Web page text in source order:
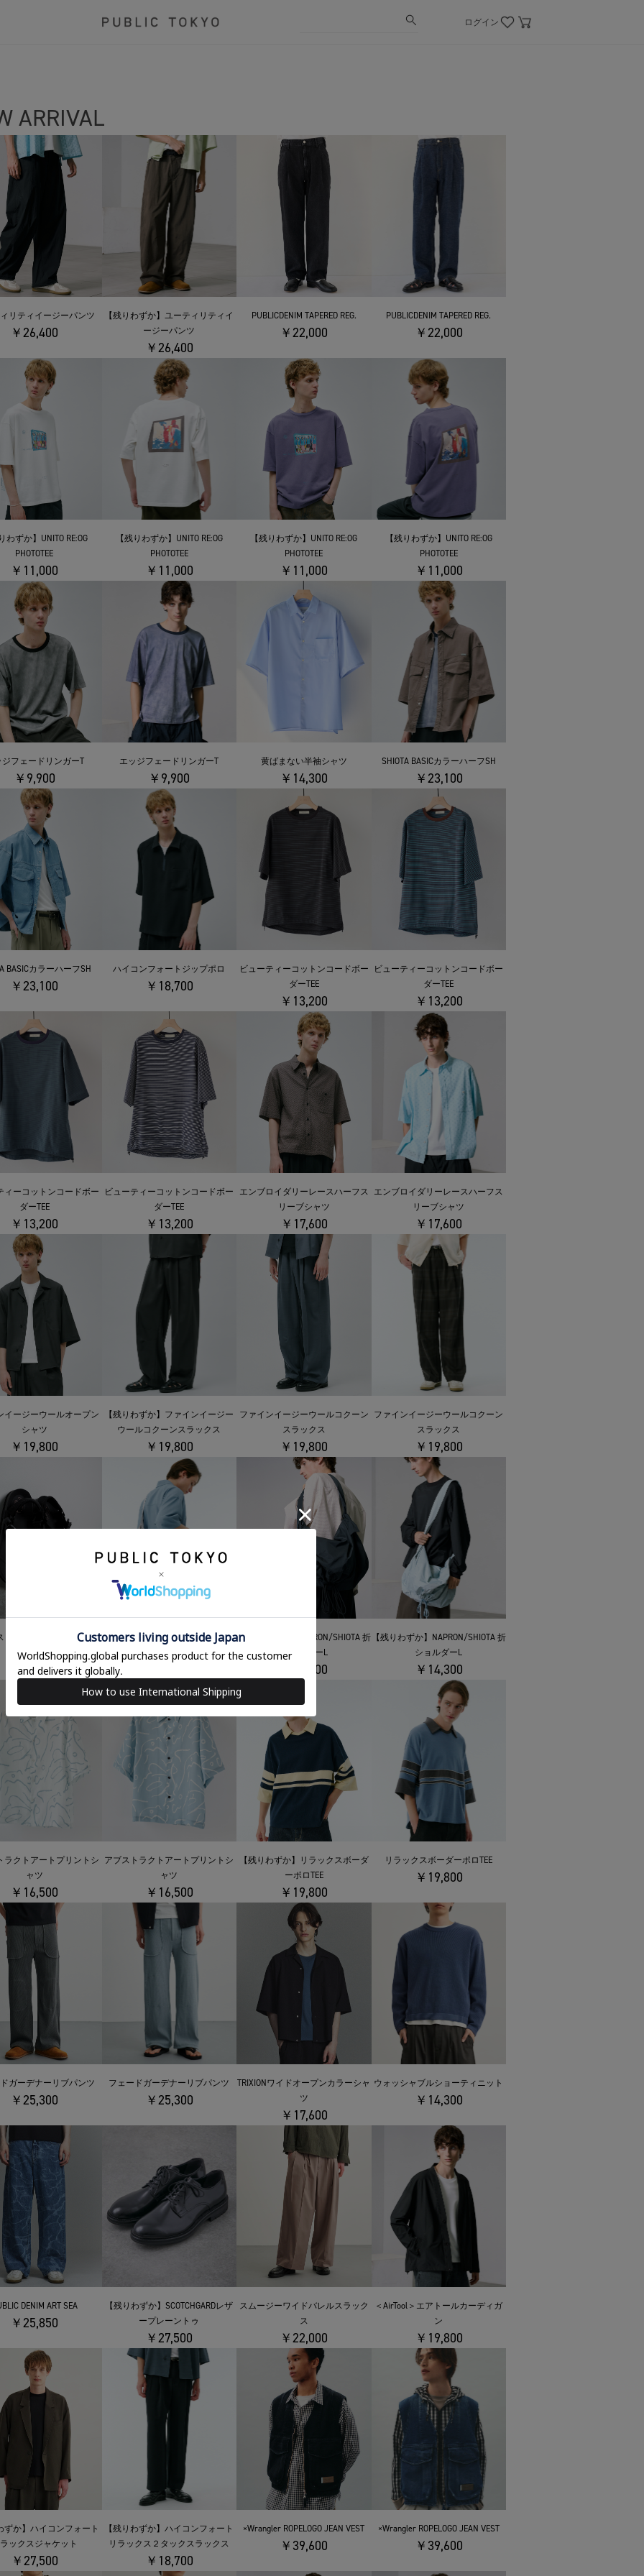
ログイン
ARRIVAL
リティイージーパンツ
￥26,400
【残りわずか】ユーティリティイ
ージーパンツ
￥26,400
PUBLICDENIM TAPERED REG.
￥22,000
PUBLICDENIM TAPERED REG.
￥22,000
わずか】UNITO RE:OG
PHOTOTEE
￥11,000
【残りわずか】UNITO RE:OG
PHOTOTEE
￥11,000
【残りわずか】UNITO RE:OG
PHOTOTEE
￥11,000
【残りわずか】UNITO RE:OG
PHOTOTEE
￥11,000
フェードリンガーT
￥9,900
エッジフェードリンガーT
￥9,900
黄ばまない半袖シャツ
￥14,300
SHIOTA BASICカラーハーフSH
￥23,100
BASICカラーハーフSH
￥23,100
ハイコンフォートジップポロ
￥18,700
ビューティーコットンコードボー
ダーTEE
￥13,200
ビューティーコットンコードボー
ダーTEE
￥13,200
ィーコットンコードボー
ダーTEE
￥13,200
ビューティーコットンコードボー
ダーTEE
￥13,200
エンブロイダリーレースハーフス
リーブシャツ
￥17,600
エンブロイダリーレースハーフス
リーブシャツ
￥17,600
イージーウールオープン
シャツ
￥19,800
【残りわずか】ファインイージー
ウールコクーンスラックス
￥19,800
ファインイージーウールコクーン
スラックス
￥19,800
ファインイージーウールコクーン
スラックス
￥19,800
トラップコルクベッドサ
ンダル
￥16,500
NAPRON/SHIOTA 折ショルダーL
￥14,300
【残りわずか】NAPRON/SHIOTA 折
ショルダーL
￥14,300
【残りわずか】NAPRON/SHIOTA 折
ショルダーL
￥14,300
ラクトアートプリントシ
ャツ
￥16,500
アブストラクトアートプリントシ
ャツ
￥16,500
【残りわずか】リラックスボーダ
ーポロTEE
￥19,800
リラックスボーダーポロTEE
￥19,800
ガーデナーリブパンツ
￥25,300
フェードガーデナーリブパンツ
￥25,300
TRIXIONワイドオープンカラーシャ
ツ
￥17,600
ウォッシャブルショーティニット
￥14,300
DENIM ART SEA
￥25,850
【残りわずか】SCOTCHGARDレザ
ープレーントゥ
￥27,500
スムージーワイドバレルスラック
ス
￥22,000
＜AirTool＞エアトールカーディガ
ン
￥19,800
ずか】ハイコンフォート
ックスジャケット
￥27,500
【残りわずか】ハイコンフォート
リラックス２タックスラックス
￥18,700
×Wrangler ROPELOGO JEAN VEST
￥39,600
×Wrangler ROPELOGO JEAN VEST
￥39,600